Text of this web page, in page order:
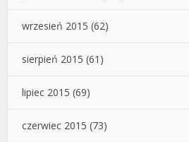
wrzesień 2015 (62)
sierpień 2015 (61)
lipiec 2015 (69)
czerwiec 2015 (73)